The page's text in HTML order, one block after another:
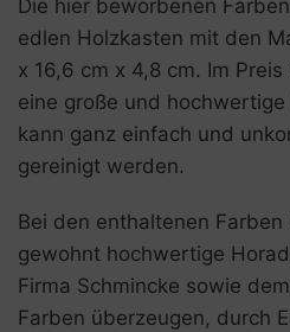
Die hier beworbenen
edlen Holzkasten mit den
x 16,6 cm x 4,8 cm. Im
eine große und
kann ganz einfach und
gereinigt werden.
Bei den enthaltenen
gewohnt hochwertige
Firma Schmincke sowie
Farben überzeugen, durch